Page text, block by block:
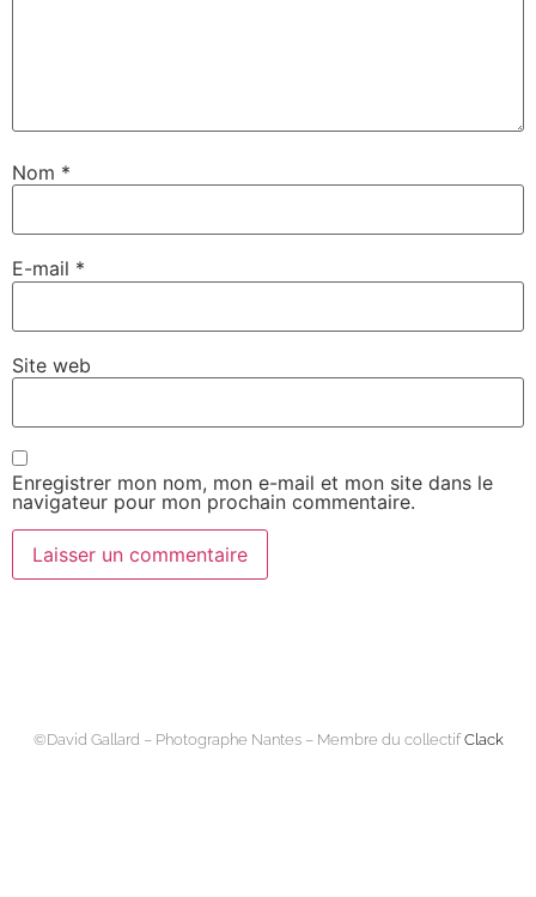
Nom *
E-mail *
Site web
Enregistrer mon nom, mon e-mail et mon site dans le
navigateur pour mon prochain commentaire.
©David Gallard – Photographe Nantes – Membre du collectifClack